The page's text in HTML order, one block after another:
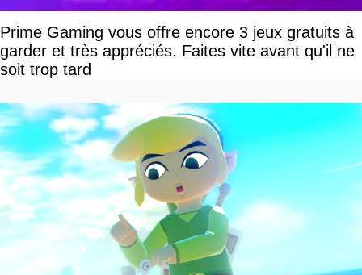
Prime Gaming vous offre encore 3 jeux gratuits à
garder et très appréciés. Faites vite avant qu'il ne
soit trop tard